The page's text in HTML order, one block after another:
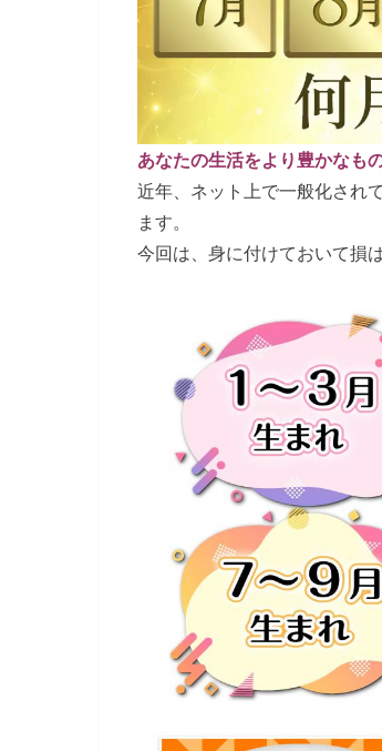
あなたの生活をより豊かなも
近年、ネット上で一般化され
ます。
今回は、身に付けておいて損